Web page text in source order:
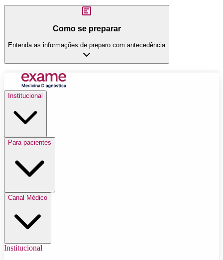
Como se preparar
Entenda as informações de preparo com antecedência
Institucional
Para pacientes
Canal Médico
Institucional